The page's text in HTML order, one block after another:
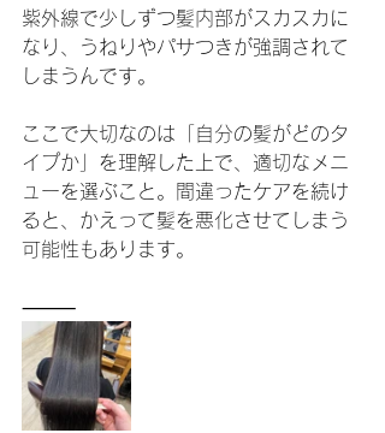
紫外線で少しずつ髪内部がスカスカに
なり、うねりやパサつきが強調されて
しまうんです。
ここで大切なのは「自分の髪がどのタ
イプか」を理解した上で、適切なメニ
ューを選ぶこと。間違ったケアを続け
ると、かえって髪を悪化させてしまう
可能性もあります。
⸻